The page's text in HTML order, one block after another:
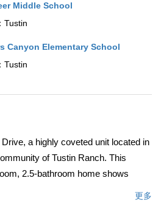
Middle School
Tustin
Canyon Elementary School
Tustin
a highly coveted unit located in
of Tustin Ranch. This
2.5-bathroom home shows
Downstairs features elegant ceramic
更多